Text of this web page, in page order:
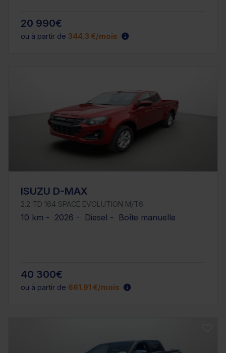
20 990€
ou à partir de 344.3 €/mois
ISUZU D-MAX
2.2 TD 164 SPACE EVOLUTION M/T6
10 km - 2026 - Diesel - Boîte manuelle
40 300€
ou à partir de 661.91 €/mois